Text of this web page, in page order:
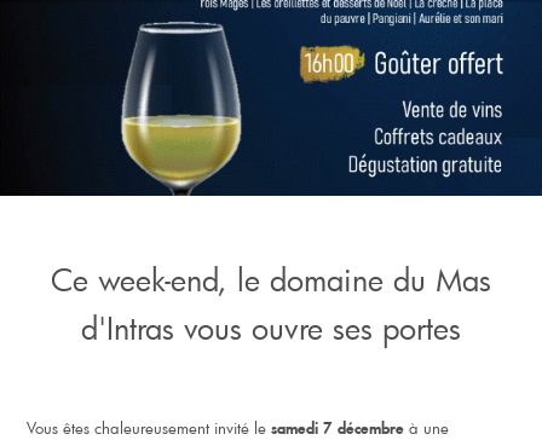
Ce week-end, le domaine du Mas
d'Intras vous ouvre ses portes
Vous êtes chaleureusement invité lesamedi 7 décembre
à une